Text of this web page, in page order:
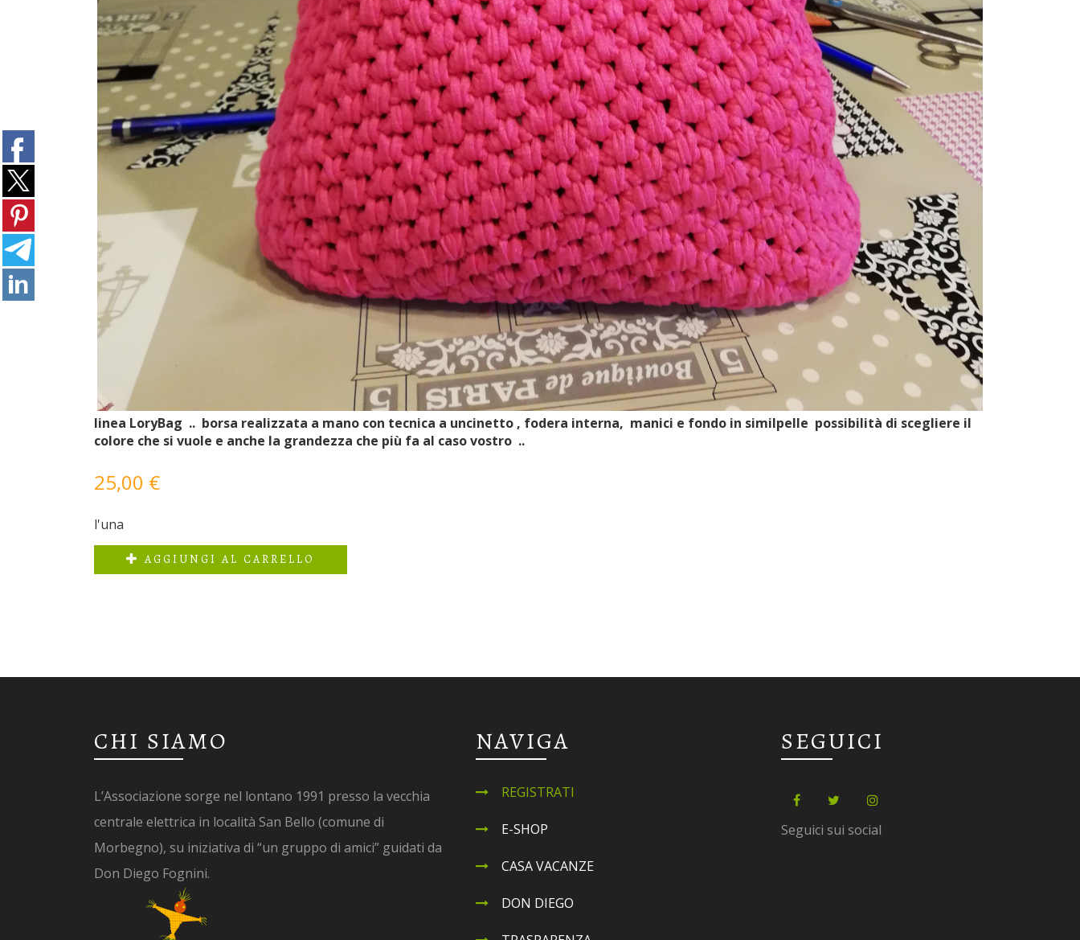
linea LoryBag .. borsa realizzata a mano con tecnica a uncinetto , fodera interna, manici e fondo in similpelle possibilità di scegliere il
colore che si vuole e anche la grandezza che più fa al caso vostro ..
25,00 €
l'una
AGGIUNGI AL CARRELLO
CHI SIAMO
L’Associazione sorge nel lontano 1991 presso la vecchia
centrale elettrica in località San Bello (comune di
Morbegno), su iniziativa di “un gruppo di amici” guidati da
Don Diego Fognini.
NAVIGA
REGISTRATI
E-SHOP
CASA VACANZE
DON DIEGO
SEGUICI
Seguici sui social